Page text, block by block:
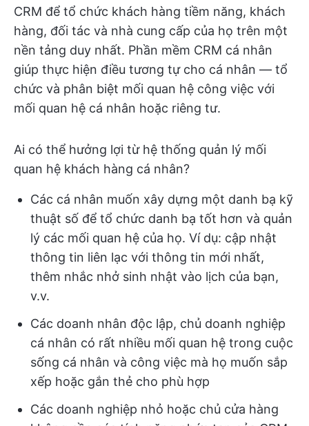
CRM để tổ chức khách hàng tiềm năng, khách
hàng, đối tác và nhà cung cấp của họ trên một
nền tảng duy nhất. Phần mềm CRM cá nhân
giúp thực hiện điều tương tự cho cá nhân — tổ
chức và phân biệt mối quan hệ công việc với
mối quan hệ cá nhân hoặc riêng tư.
Ai có thể hưởng lợi từ hệ thống quản lý mối
quan hệ khách hàng cá nhân?
Các cá nhân muốn xây dựng một danh bạ kỹ
thuật số để tổ chức danh bạ tốt hơn và quản
lý các mối quan hệ của họ. Ví dụ: cập nhật
thông tin liên lạc với thông tin mới nhất,
thêm nhắc nhở sinh nhật vào lịch của bạn,
v.v.
Các doanh nhân độc lập, chủ doanh nghiệp
cá nhân có rất nhiều mối quan hệ trong cuộc
sống cá nhân và công việc mà họ muốn sắp
xếp hoặc gắn thẻ cho phù hợp
Các doanh nghiệp nhỏ hoặc chủ cửa hàng